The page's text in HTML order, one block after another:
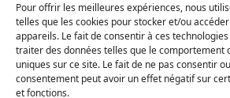
Pour offrir les meilleures expériences, nous
telles que les cookies pour stocker et/ou
appareils. Le fait de consentir à ces
traiter des données telles que le comportement
uniques sur ce site. Le fait de ne pas consentir
consentement peut avoir un effet négatif sur
et fonctions.